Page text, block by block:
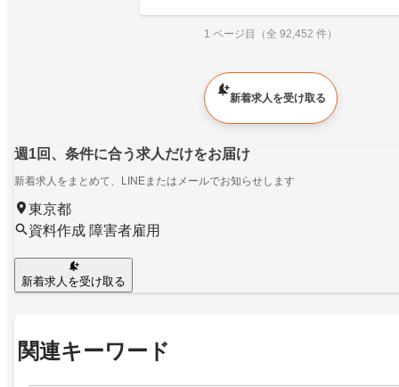
1 ページ目（全 92,452 件）
新着求人を受け取る
週1回、条件に合う求人だけをお届け
新着求人をまとめて、LINEまたはメールでお知らせします
東京都
資料作成 障害者雇用
新着求人を受け取る
関連キーワード